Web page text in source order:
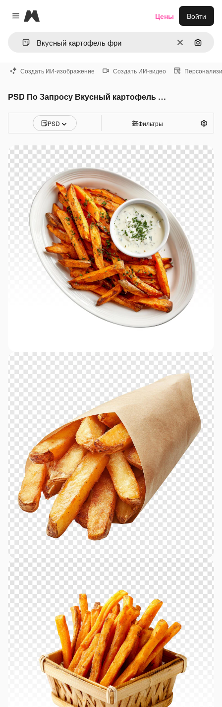
Close menu
Magnific
ОчиститьПоиск
Цены Войти
Создать ИИ-изображение Создать ИИ-видео
PSD По Запросу Вкусный картофель фри
PSD Фильтры